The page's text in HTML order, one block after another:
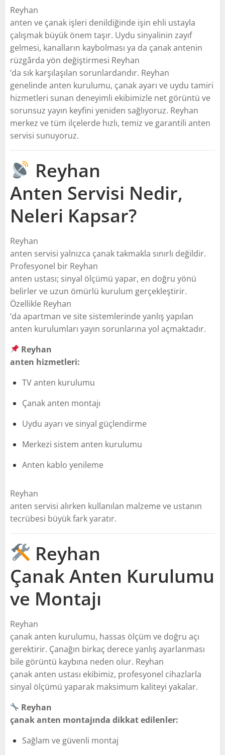
Reyhan
anten ve çanak işleri denildiğinde işin ehli ustayla
çalışmak büyük önem taşır. Uydu sinyalinin zayıf
gelmesi, kanalların kaybolması ya da çanak antenin
rüzgârda yön değiştirmesi Reyhan
’da sık karşılaşılan sorunlardandır. Reyhan
genelinde anten kurulumu, çanak ayarı ve uydu tamiri
hizmetleri sunan deneyimli ekibimizle net görüntü ve
sorunsuz yayın keyfini yeniden sağlıyoruz. Reyhan
merkez ve tüm ilçelerde hızlı, temiz ve garantili anten
servisi sunuyoruz.
Reyhan
Anten Servisi Nedir,
Neleri Kapsar?
Reyhan
anten servisi yalnızca çanak takmakla sınırlı değildir.
Profesyonel bir Reyhan
anten ustası; sinyal ölçümü yapar, en doğru yönü
belirler ve uzun ömürlü kurulum gerçekleştirir.
Özellikle Reyhan
’da apartman ve site sistemlerinde yanlış yapılan
anten kurulumları yayın sorunlarına yol açmaktadır.
Reyhan
anten hizmetleri:
TV anten kurulumu
Çanak anten montajı
Uydu ayarı ve sinyal güçlendirme
Merkezi sistem anten kurulumu
Anten kablo yenileme
Reyhan
anten servisi alırken kullanılan malzeme ve ustanın
tecrübesi büyük fark yaratır.
Reyhan
Çanak Anten Kurulumu
ve Montajı
Reyhan
çanak anten kurulumu, hassas ölçüm ve doğru açı
gerektirir. Çanağın birkaç derece yanlış ayarlanması
bile görüntü kaybına neden olur. Reyhan
çanak anten ustası ekibimiz, profesyonel cihazlarla
sinyal ölçümü yaparak maksimum kaliteyi yakalar.
Reyhan
çanak anten montajında dikkat edilenler:
Sağlam ve güvenli montaj